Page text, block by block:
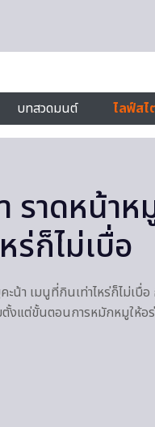
บทสวดมนต์ ไลฟ์สไ
ราดหน้า
ร่ก็ไม่เบื่อ
ะน้า เมนูที่กินเท่าไหร่ก็ไม่เบื่
ตั้งแต่ขั้นตอนการหมักหมูให้อ